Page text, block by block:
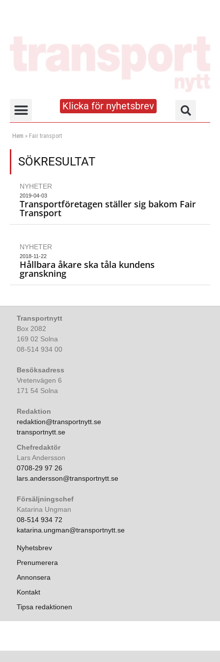
Klicka för nyhetsbrev
Hem » Fair transport
SÖKRESULTAT
NYHETER
2019-04-03
Transportföretagen ställer sig bakom Fair
Transport
NYHETER
2018-11-22
Hållbara åkare ska tåla kundens
granskning
Transportnytt
Box 2082
169 02 Solna
08-514 934 00
Besöksadress
Vretenvägen 6
171 54 Solna
Redaktion
redaktion@transportnytt.se
transportnytt.se
Chefredaktör
Lars Andersson
0708-29 97 26
lars.andersson@transportnytt.se
Försäljningschef
Katarina Ungman
08-514 934 72
katarina.ungman@transportnytt.se
Nyhetsbrev
Prenumerera
Annonsera
Kontakt
Tipsa redaktionen